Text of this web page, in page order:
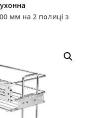
мм на 2 полиці з